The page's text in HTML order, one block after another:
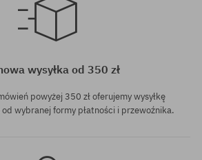
wysyłka od 350 zł
powyżej 350 zł oferujemy wysyłkę
od wybranej formy płatności i przewoźnika.